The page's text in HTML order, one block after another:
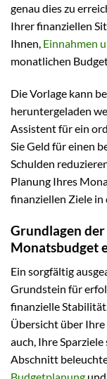
genau dies zu
Ihrer finanziellen
Ihnen, Einnahmen
monatlichen
Die Vorlage kann
heruntergeladen
Assistent für ein
Sie Geld für einen
Schulden
Planung Ihres
finanziellen Ziele in
Grundlagen
Monatsbudget
Ein sorgfältig
Grundstein für
finanzielle
Übersicht über
auch, Ihre
Abschnitt